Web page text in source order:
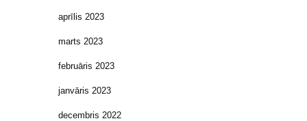
aprīlis 2023
marts 2023
februāris 2023
janvāris 2023
decembris 2022